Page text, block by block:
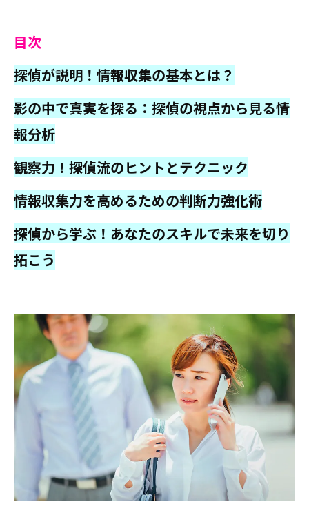
目次
探偵が説明！情報収集の基本とは？
影の中で真実を探る：探偵の視点から見る情
報分析
観察力！探偵流のヒントとテクニック
情報収集力を高めるための判断力強化術
探偵から学ぶ！あなたのスキルで未来を切り
拓こう